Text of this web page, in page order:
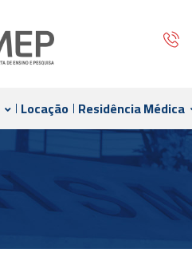
Locação Residência Médica